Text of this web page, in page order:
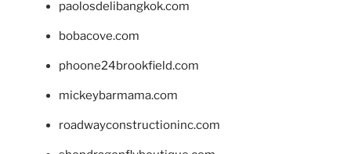
paolosdelibangkok.com
bobacove.com
phoone24brookfield.com
mickeybarmama.com
roadwayconstructioninc.com